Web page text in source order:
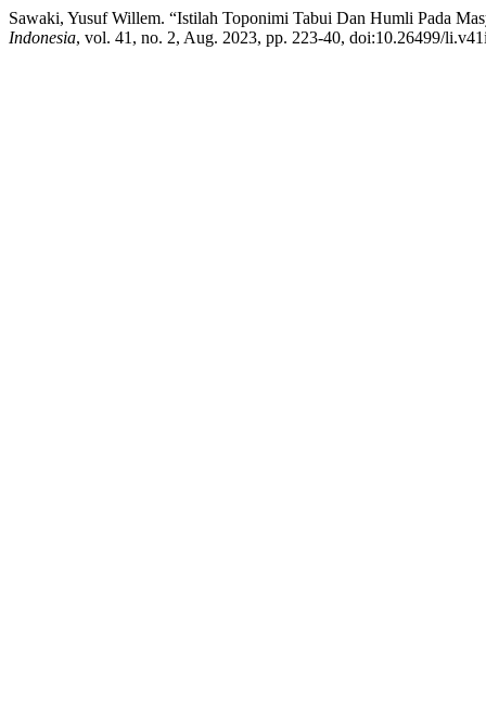
Sawaki, Yusuf Willem. “Istilah Toponimi Tabui Dan Humli Pada
Indonesia, vol. 41, no. 2, Aug. 2023, pp. 223-40, doi:10.26499/